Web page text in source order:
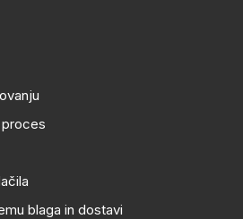
proces
blaga in dostavi